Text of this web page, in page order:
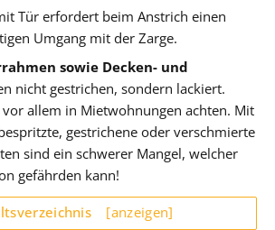
Tür erfordert beim Anstrich einen
Umgang mit der Zarge.
sowie Decken- und
nicht gestrichen, sondern lackiert.
allem in Mietwohnungen achten. Mit
gestrichene oder verschmierte
sind ein schwerer Mangel, welcher
gefährden kann!
[anzeigen]